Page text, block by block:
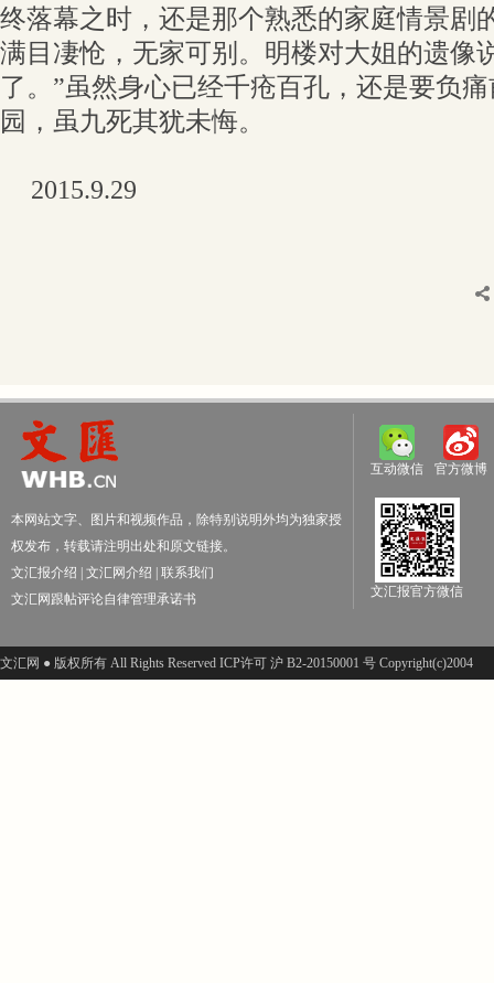
终落幕之时，还是那个熟悉的家庭情景剧
满目凄怆，无家可别。明楼对大姐的遗像
了。”虽然身心已经千疮百孔，还是要负
园，虽九死其犹未悔。
2015.9.29
本网站文字、图片和视频作品，除特别说明外均为独家授
权发布，转载请注明出处和原文链接。
文汇报介绍
文汇网介绍
联系我们
文汇网跟帖评论自律管理承诺书
互动微信 官方微博
文汇报官方微信
文汇网 ● 版权所有 All Rights Reserved ICP许可 沪 B2-20150001 号 Copyright(c)2004